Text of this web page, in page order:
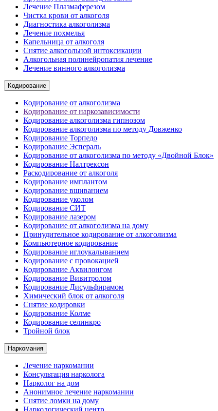
Лечение Плазмаферезом
Чистка крови от алкоголя
Диагностика алкоголизма
Лечение похмелья
Капельница от алкоголя
Снятие алкогольной интоксикации
Алкогольная полинейропатия лечение
Лечение винного алкоголизма
Кодирование
Кодирование от алкоголизма
Кодирование от наркозависимости
Кодирование алкоголизма гипнозом
Кодирование алкоголизма по методу Довженко
Кодирование Торпедо
Кодирование Эспераль
Кодирование от алкоголизма по методу «Двойной Блок»
Кодирование Налтрексон
Раскодирование от алкоголя
Кодирование имплантом
Кодирование вшиванием
Кодирование уколом
Кодирование СИТ
Кодирование лазером
Кодирование от алкоголизма на дому
Принудительное кодирование от алкоголизма
Компьютерное кодирование
Кодирование иглоукалыванием
Кодирование с провокацией
Кодирование Аквилонгом
Кодирование Вивитролом
Кодирование Дисульфирамом
Химический блок от алкоголя
Снятие кодировки
Кодирование Колме
Кодирование селинкро
Тройной блок
Наркомания
Лечение наркомании
Консультация нарколога
Нарколог на дом
Анонимное лечение наркомании
Снятие ломки на дому
Наркологический центр